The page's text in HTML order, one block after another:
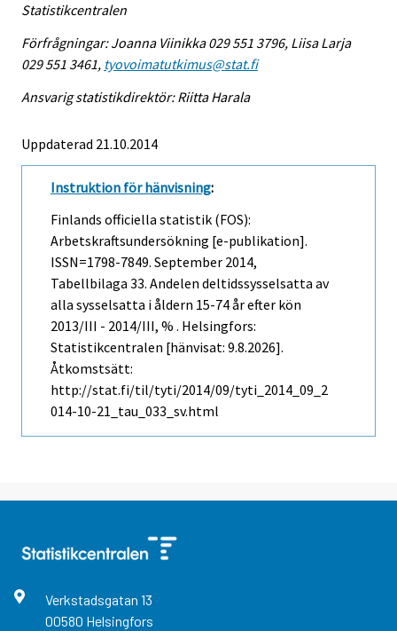
Statistikcentralen
Förfrågningar: Joanna Viinikka 029 551 3796, Liisa Larja
029 551 3461, tyovoimatutkimus@stat.fi
Ansvarig statistikdirektör: Riitta Harala
Uppdaterad 21.10.2014
Instruktion för hänvisning:
Finlands officiella statistik (FOS):
Arbetskraftsundersökning [e-publikation].
ISSN=1798-7849. September 2014,
Tabellbilaga 33. Andelen deltidssysselsatta av
alla sysselsatta i åldern 15-74 år efter kön
2013/III - 2014/III, % . Helsingfors:
Statistikcentralen [hänvisat: 9.8.2026].
Åtkomstsätt:
http://stat.fi/til/tyti/2014/09/tyti_2014_09_2
014-10-21_tau_033_sv.html
Verkstadsgatan 13
00580 Helsingfors